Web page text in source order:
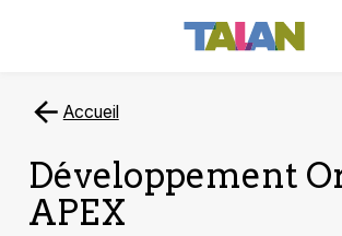
Accueil
Développement
APEX